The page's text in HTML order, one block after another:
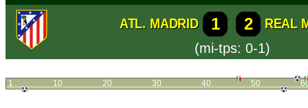
ATL. MADRID 1 2
REAL
(mi-tps: 0-1)
1 10 20 30 40 50